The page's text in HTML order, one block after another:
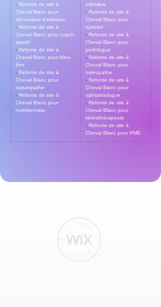
- Refonte de site à
Cheval Blanc pour
décorateur d’intérieur
- Refonte de site à
Cheval Blanc pour coach
sportif
- Refonte de site à
Cheval Blanc pour bien-
être
- Refonte de site à
Cheval Blanc pour
naturopathe
- Refonte de site à
Cheval Blanc pour
nutritionniste
infirmière
- Refonte de site à
Cheval Blanc pour
opticien
- Refonte de site à
Cheval Blanc pour
podologue
- Refonte de site à
Cheval Blanc pour
ostéopathe
- Refonte de site à
Cheval Blanc pour
ophtalmologue
- Refonte de site à
Cheval Blanc pour
kinésithérapeute
- Refonte de site à
Cheval Blanc pour PME